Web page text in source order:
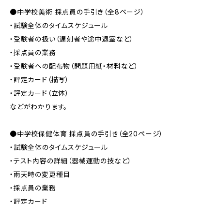
●中学校美術 採点員の手引き（全8ページ）
・試験全体のタイムスケジュール
・受験者の扱い（遅刻者や途中退室など）
・採点員の業務
・受験者への配布物（問題用紙・材料など）
・評定カード（描写）
・評定カード（立体）
などがわかります。
●中学校保健体育 採点員の手引き（全20ページ）
・試験全体のタイムスケジュール
・テスト内容の詳細（器械運動の技など）
・雨天時の変更種目
・採点員の業務
・評定カード